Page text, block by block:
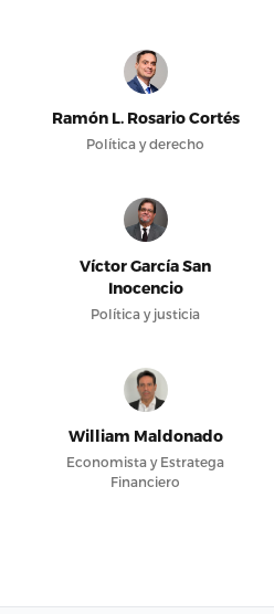
Ramón L. Rosario Cortés
Política y derecho
Víctor García San
Inocencio
Política y justicia
William Maldonado
Economista y Estratega
Financiero